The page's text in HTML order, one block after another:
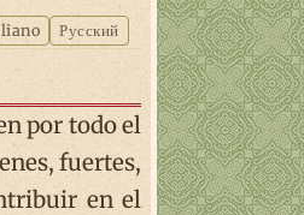
Русский
por todo el
fuertes,
en el